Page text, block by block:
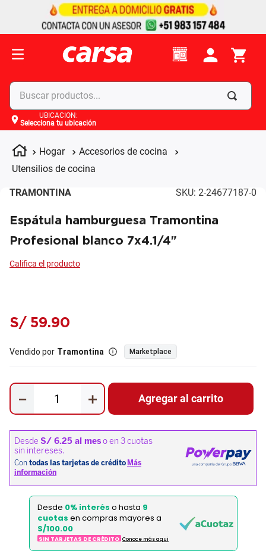
Buscar productos...
UBICACIÓN:
Selecciona tu ubicación
Hogar
Accesorios de cocina
Utensilios de cocina
TRAMONTINA SKU: 2-24677187-0
Espátula hamburguesa Tramontina
Profesional blanco 7x4.1/4"
S/ 59.90
Vendido por Tramontina Marketplace
＋
－ Agregar al carrito
Desde 0% interés o hasta 9
cuotas en compras mayores a
S/100.00
SIN TARJETAS DE CRÉDITO Conoce más aqui
Términos más buscados
2.
moto
3.
laptop